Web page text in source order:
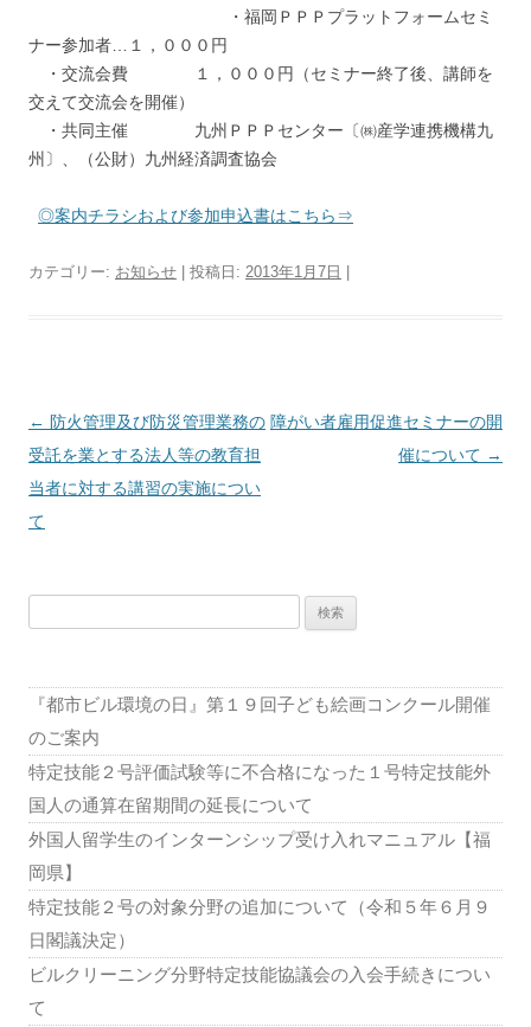
・福岡ＰＰＰプラットフォームセミ
ナー参加者…１，０００円
・交流会費 １，０００円（セミナー終了後、講師を
交えて交流会を開催）
・共同主催 九州ＰＰＰセンター〔㈱産学連携機構九
州〕、（公財）九州経済調査協会
◎案内チラシおよび参加申込書はこちら⇒
カテゴリー: お知らせ | 投稿日: 2013年1月7日
投
稿
ナ
ビ
ン
← 防火管理及び防災管理業務の
受託を業とする法人等の教育担
当者に対する講習の実施につい
て
障がい者雇用促進セミナーの開
催について →
『都市ビル環境の日』第１９回子ども絵画コンクール開催
のご案内
特定技能２号評価試験等に不合格になった１号特定技能外
国人の通算在留期間の延長について
外国人留学生のインターンシップ受け入れマニュアル【福
岡県】
特定技能２号の対象分野の追加について（令和５年６月９
日閣議決定）
ビルクリーニング分野特定技能協議会の入会手続きについ
て